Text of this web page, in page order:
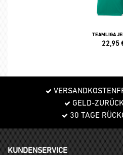
TEAMLIGA
22,95
GELD-
30 TAGE
KUNDENSERVICE